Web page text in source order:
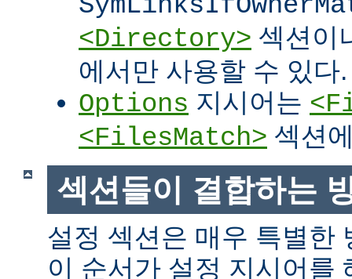
<Directory> 섹션이
에서만 사용할 수 있다.
Options 지시어는
<FilesMatch> 섹션
섹션들이 결합하는
설정 섹션은 매우 특별한
이 순서가 설정 지시어를